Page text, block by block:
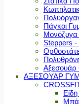
Πάγκοι
Μονόζυγα
Steppers
Αξεσουάρ
ΑΞΕΣΟΥΑΡ